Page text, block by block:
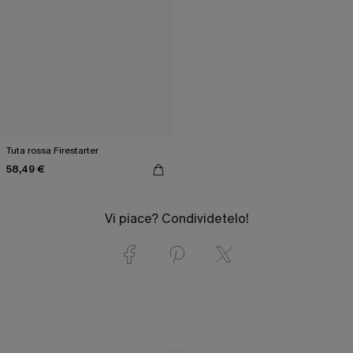
Tuta rossa Firestarter
58,49 €
Vi piace? Condividetelo!